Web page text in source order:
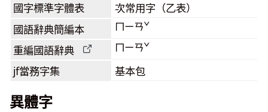
國字標準字體表 次常用字（乙表）
國語辭典簡編本 ㄇㄧㄢˇ
重編國語辭典 ㄇㄧㄢˇ
jf當務字集 基本包
異體字